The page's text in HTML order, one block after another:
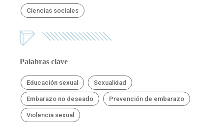
Ciencias sociales
Palabras clave
Educación sexual Sexualidad
Embarazo no deseado Prevención de embarazo
Violencia sexual